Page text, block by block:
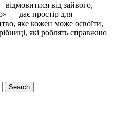
від зайвого,
— дає простір для
яке кожен може освоїти,
які роблять справжню